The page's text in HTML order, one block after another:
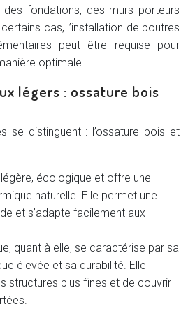
fondations, des murs porteurs
cas, l’installation de poutres
peut être requise pour
optimale.
légers : ossature bois
se distinguent : l’ossature bois et
écologique et offre une
naturelle. Elle permet une
et s’adapte facilement aux
quant à elle, se caractérise par sa
élevée et sa durabilité. Elle
structures plus fines et de couvrir